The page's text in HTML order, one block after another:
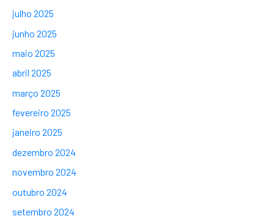
julho 2025
junho 2025
maio 2025
abril 2025
março 2025
fevereiro 2025
janeiro 2025
dezembro 2024
novembro 2024
outubro 2024
setembro 2024